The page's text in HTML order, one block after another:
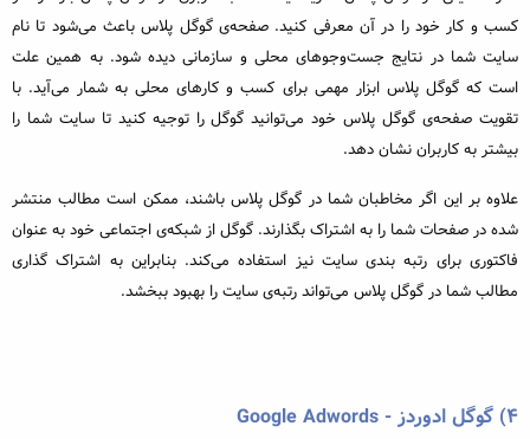
کسب و کار خود را در آن معرفی کنید. صفحه‌ی گوگل پلاس باعث می‌شود تا نام
سایت شما در نتایج جست‌وجوهای محلی و سازمانی دیده شود. به همین علت
است که گوگل پلاس ابزار مهمی برای کسب و کارهای محلی به شمار می‌آید. با
تقویت صفحه‌ی گوگل پلاس خود می‌توانید گوگل را توجیه کنید تا سایت شما را
بیشتر به کاربران نشان دهد.
علاوه بر این اگر مخاطبان شما در گوگل پلاس باشند، ممکن است مطالب منتشر
شده در صفحات شما را به اشتراک بگذارند. گوگل از شبکه‌ی اجتماعی خود به عنوان
فاکتوری برای رتبه بندی سایت نیز استفاده می‌کند. بنابراین به اشتراک گذاری
مطالب شما در گوگل پلاس می‌تواند رتبه‌ی سایت را بهبود ببخشد.
۴) گوگل ادوردز - Google Adwords